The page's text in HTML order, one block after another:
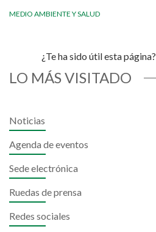
MEDIO AMBIENTE Y SALUD
¿Te ha sido útil esta página?
LO MÁS VISITADO
Noticias
Agenda de eventos
Sede electrónica
Ruedas de prensa
Redes sociales